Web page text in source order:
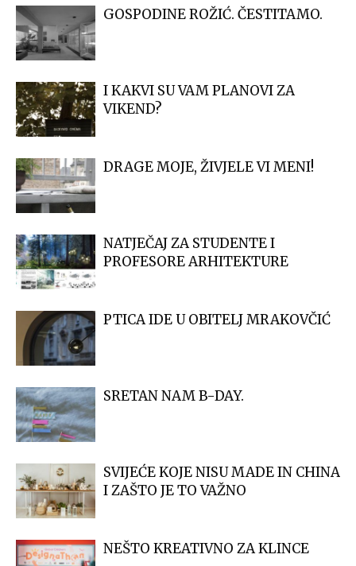
GOSPODINE ROŽIĆ. ČESTITAMO.
I KAKVI SU VAM PLANOVI ZA
VIKEND?
DRAGE MOJE, ŽIVJELE VI MENI!
NATJEČAJ ZA STUDENTE I
PROFESORE ARHITEKTURE
PTICA IDE U OBITELJ MRAKOVČIĆ
SRETAN NAM B-DAY.
SVIJEĆE KOJE NISU MADE IN CHINA
I ZAŠTO JE TO VAŽNO
NEŠTO KREATIVNO ZA KLINCE